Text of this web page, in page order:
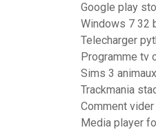
Google play
Windows 7 32
Telecharger
Programme tv
Sims 3
Trackmania
Comment
Media player